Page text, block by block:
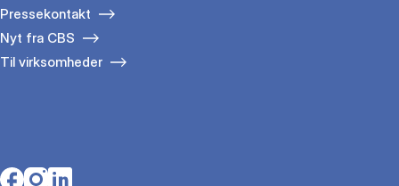
Pressekontakt
Nyt fra CBS
Til virksomheder
Opens in a new tab
Opens in a new tab
Opens in a new tab